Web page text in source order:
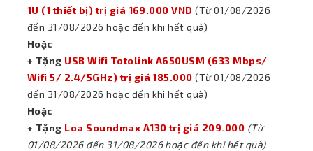
1U (1 thiết bị) trị giá 169.000 VND (Từ 01/08/2026
đến 31/08/2026 hoặc đến khi hết quà)
Hoặc
+ Tặng USB Wifi Totolink A650USM (633 Mbps/
Wifi 5/ 2.4/5GHz) trị giá 185.000 (Từ 01/08/2026
đến 31/08/2026 hoặc đến khi hết quà)
Hoặc
+ Tặng Loa Soundmax A130 trị giá 209.000 (Từ
01/08/2026 đến 31/08/2026 hoặc đến khi hết quà)